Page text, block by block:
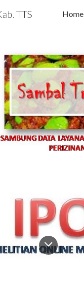
TTS Home